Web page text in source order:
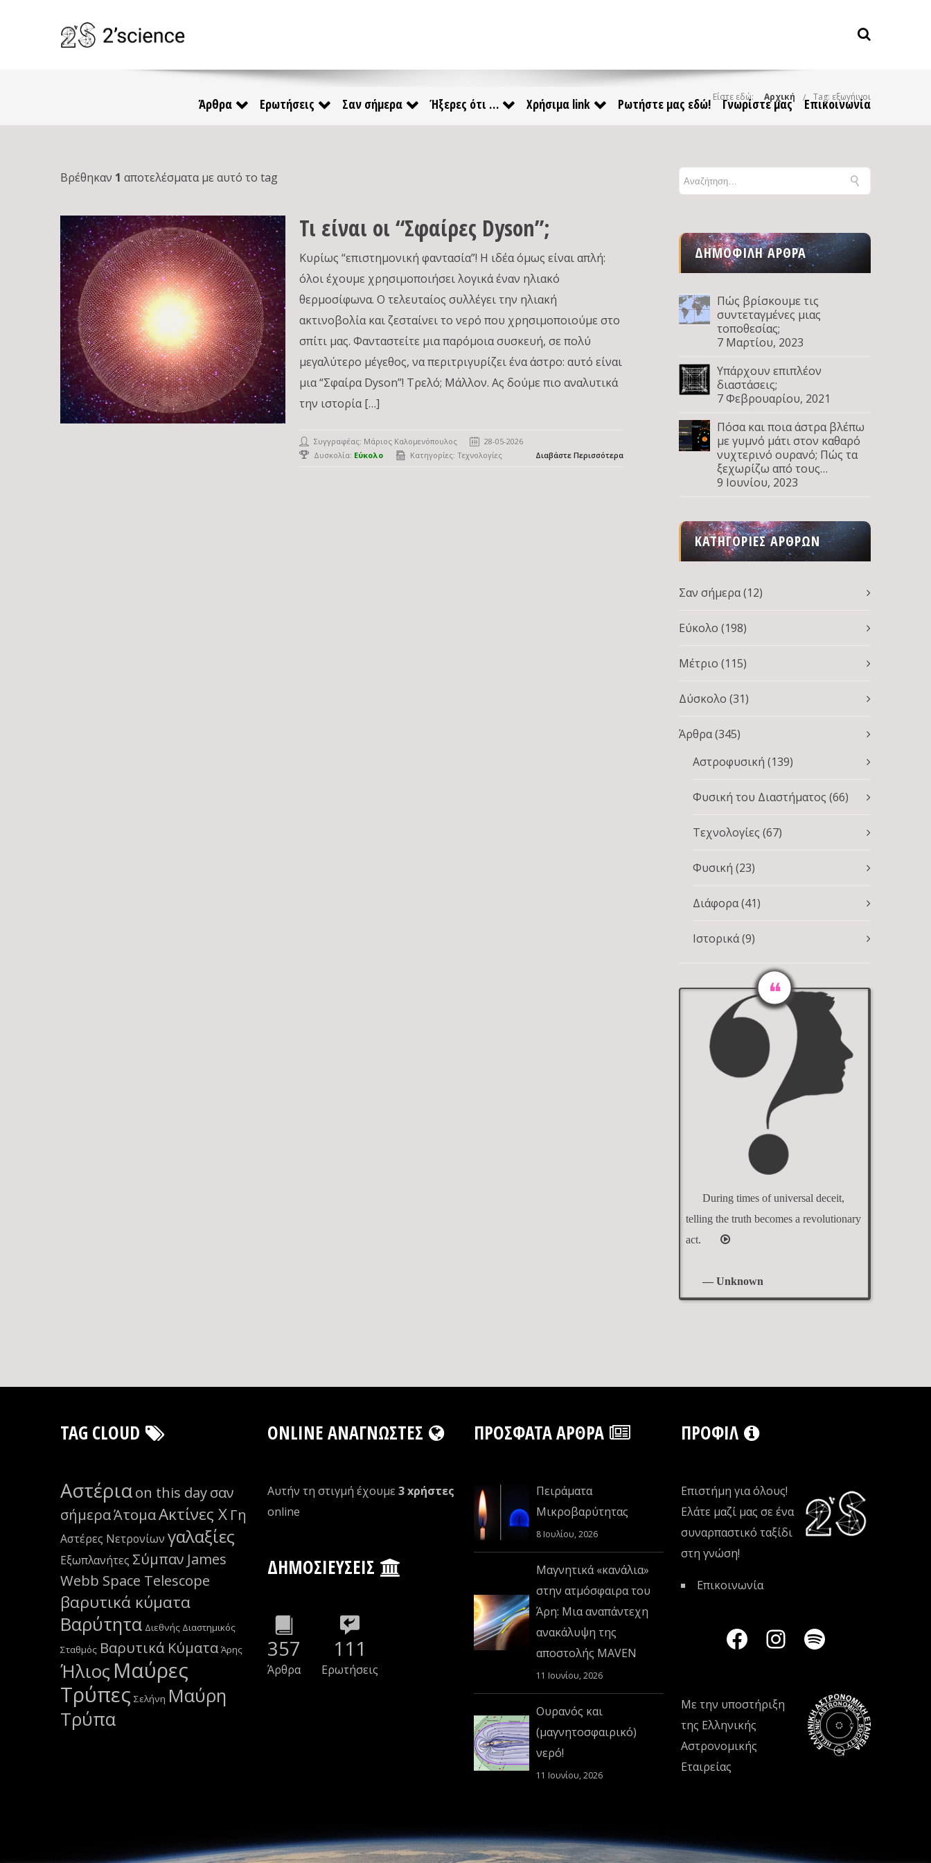
Άρθρα Ερωτήσεις Σαν σήμερα Ήξερες ότι … Χρήσιμα link Ρωτήστε μας εδώ! Γνωρίστε μας Επικοινωνία
Είστε εδώ: Αρχική Tag: εξωγήινοι
Βρέθηκαν 1 αποτελέσματα με αυτό το tag
Τι είναι οι “Σφαίρες Dyson”;
Κυρίως “επιστημονική φαντασία”! Η ιδέα όμως είναι απλή:
όλοι έχουμε χρησιμοποιήσει λογικά έναν ηλιακό
θερμοσίφωνα. Ο τελευταίος συλλέγει την ηλιακή
ακτινοβολία και ζεσταίνει το νερό που χρησιμοποιούμε στο
σπίτι μας. Φανταστείτε μια παρόμοια συσκευή, σε πολύ
μεγαλύτερο μέγεθος, να περιτριγυρίζει ένα άστρο: αυτό είναι
μια “Σφαίρα Dyson”! Τρελό; Μάλλον. Ας δούμε πιο αναλυτικά
την ιστορία […]
Συγγραφέας: Μάριος Καλομενόπουλος
28-05-2026
Δυσκολία: Εύκολο Κατηγορίες:Τεχνολογίες Διαβάστε Περισσότερα
ΔΗΜΟΦΙΛΉ ΆΡΘΡΑ
Πώς βρίσκουμε τις
συντεταγμένες μιας
τοποθεσίας;
7 Μαρτίου, 2023
Υπάρχουν επιπλέον
διαστάσεις;
7 Φεβρουαρίου, 2021
Πόσα και ποια άστρα βλέπω
με γυμνό μάτι στον καθαρό
νυχτερινό ουρανό; Πώς τα
ξεχωρίζω από τους
πλανήτες; Μέρος Δ
9 Ιουνίου, 2023
ΚΑΤΗΓΟΡΊΕΣ ΆΡΘΡΩΝ
Σαν σήμερα(12)
Εύκολο (198)
Μέτριο (115)
Δύσκολο (31)
Άρθρα(345)
Αστροφυσική (139)
Φυσική του Διαστήματος (66)
Τεχνολογίες (67)
Φυσική (23)
Διάφορα(41)
Ιστορικά(9)
During times of universal deceit,
telling the truth becomes a revolutionary
act.
— Unknown
TAG CLOUD
Αστέριαon this dayσαν
σήμεραΆτομαΑκτίνες Χ Γη
Αστέρες Νετρονίων γαλαξίες
Εξωπλανήτες Σύμπαν James
Webb Space Telescope
βαρυτικά κύματα
Βαρύτητα Διεθνής Διαστημικός
Σταθμός Βαρυτικά Κύματα Άρης
Ήλιος Μαύρες
Τρύπες Σελήνη Μαύρη
Τρύπα
ONLINE ΑΝΑΓΝΏΣΤΕΣ
Αυτήν τη στιγμή έχουμε3 xρήστες
οnline
ΔΗΜΟΣΙΕΎΣΕΙΣ
357
Άρθρα
111
Ερωτήσεις
ΠΡΌΣΦΑΤΑ ΆΡΘΡΑ
Πειράματα
Μικροβαρύτητας
8 Ιουλίου, 2026
Μαγνητικά «κανάλια»
στην ατμόσφαιρα του
Άρη: Μια αναπάντεχη
ανακάλυψη της
αποστολής MAVEN
11 Ιουνίου, 2026
Ουρανός και
(μαγνητοσφαιρικό)
νερό!
11 Ιουνίου, 2026
ΠΡΟΦΊΛ
Επιστήμη για όλους!
Ελάτε μαζί μας σε ένα
συναρπαστικό ταξίδι
στη γνώση!
Επικοινωνία
Με την υποστήριξη
της Ελληνικής
Αστρονομικής
Εταιρείας